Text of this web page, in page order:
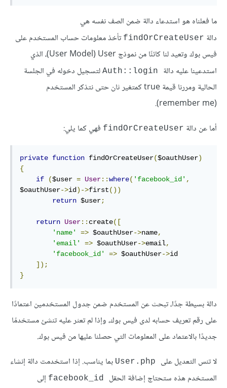
ما فعلناه هو استدعاء دالة ضمن الصف نفسه هي
دالة findOrCreateUser تأخذ معلومات حساب المستخدم على
فيس بوك وتعيد لنا كائنًا من نموذج User ‏(User Model)، الذي
استدعينا عليه دالة
لتسجيل دخوله في الجلسة
الحالية ومررنا قيمة true كمتغير ثان حتى نتذكر المستخدم
(remember me).
أما عن دالة findOrCreateUser فهي كما يلي:
private function findOrCreateUser($oauthUser)
{
if
($user = User::where( 'facebook_id' ,
$oauthUser->id)->first())
return $user;
return User:: create([
'name'
=> $oauthUser->name,
'email'
=> $oauthUser->email,
'facebook_id'
=> $oauthUser->id
]);
}
دالة بسيطة جدًا، تبحث عن المستخدم ضمن جدول المستخدمين اعتمادًا
على رقم تعريف حسابه لدى فيس بوك، وإذا لم تعثر عليه تنشئ مستخدمًا
جديدًا بالاعتماد على المعلومات التي حصلنا عليها من فيس بوك.
لا تنس التعديل على
بما يناسب. إذا استخدمت دالة إنشاء
المستخدم هذه ستحتاج إضافة الحقل
إلى